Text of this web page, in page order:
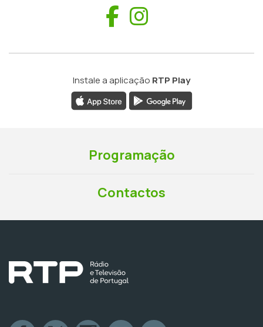
Facebook
Instale a aplicação RTP Play
Programação
Contactos